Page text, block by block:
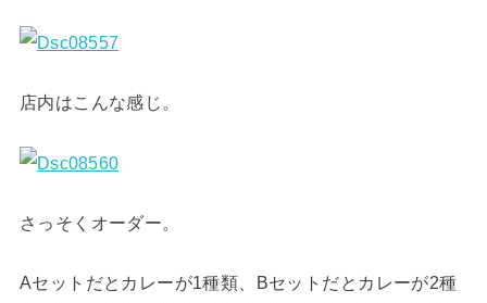
店内はこんな感じ。
さっそくオーダー。
Aセットだとカレーが1種類、Bセットだとカレーが2種